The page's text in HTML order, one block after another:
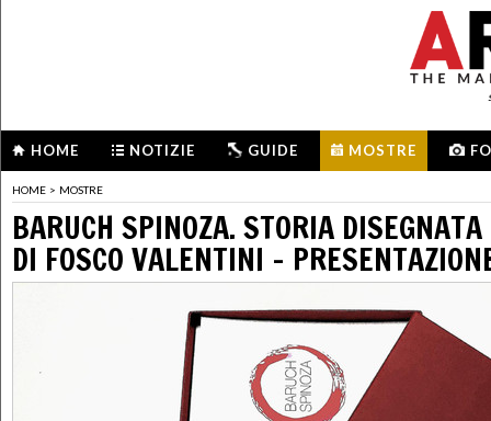
HOME NOTIZIE GUIDE MOSTRE
HOME > MOSTRE
BARUCH SPINOZA. STORIA
DI FOSCO VALENTINI -